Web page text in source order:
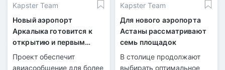
Kapster Team
Новый аэропорт
Аркалыка готовится к
открытию и первым
рейсам
Проект обеспечит
авиасообщение для более
Kapster Team
Для нового аэропорта
Астаны рассматривают
семь площадок
В столице продолжают
выбирать оптимальное